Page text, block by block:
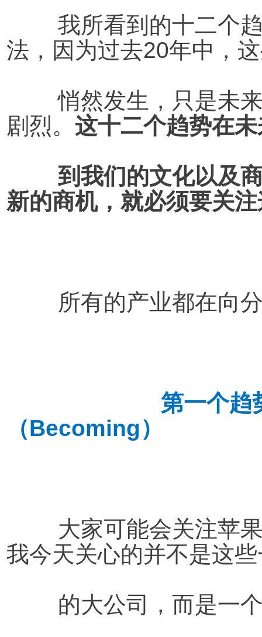
我所看到的十二个
法，因为过去20年中，
	悄然发生，只是未来这些趋势将会更加明显，更加
剧烈。 这十二个趋势在
新的商机，就必须要关
所有的产业都在向
第一个趋
（Becoming）
大家可能会关注苹
我今天关心的并不是这
的大公司，而是一